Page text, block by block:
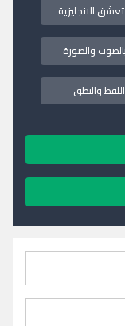
الانجليزية
والصورة